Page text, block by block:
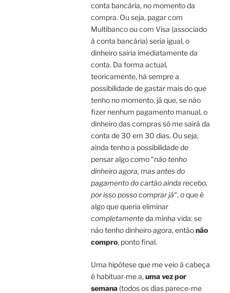
conta bancária, no momento da
compra. Ou seja, pagar com
Multibanco ou com Visa (associado
à conta bancária) seria igual, o
dinheiro sairia imediatamente da
conta. Da forma actual,
teoricamente, há sempre a
possibilidade de gastar mais do que
tenho no momento, já que, se não
fizer nenhum pagamento manual, o
dinheiro das compras só me sairá da
conta de 30 em 30 dias. Ou seja,
ainda tenho a possibilidade de
pensar algo como “não tenho
dinheiro agora, mas antes do
pagamento do cartão ainda recebo,
por isso posso comprar já“, o que é
algo que queria eliminar
completamenteda minha vida: se
não tenho dinheiroagora, entãonão
compro, ponto final.
Uma hipótese que me veio à cabeça
é habituar-me a,uma vez por
semana (todos os dias parece-me